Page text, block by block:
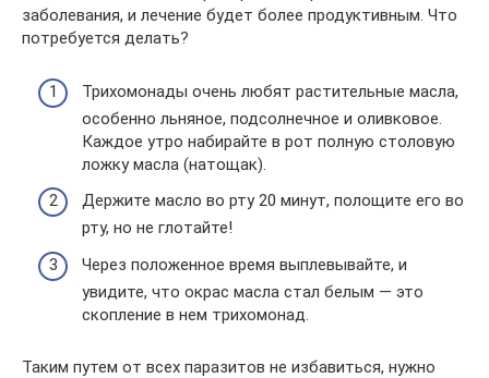
заболевания, и лечение будет более продуктивным. Что
потребуется делать?
Трихомонады очень любят растительные масла,
особенно льняное, подсолнечное и оливковое.
Каждое утро набирайте в рот полную столовую
ложку масла (натощак).
Держите масло во рту 20 минут, полощите его во
рту, но не глотайте!
Через положенное время выплевывайте, и
увидите, что окрас масла стал белым — это
скопление в нем трихомонад.
Таким путем от всех паразитов не избавиться, нужно